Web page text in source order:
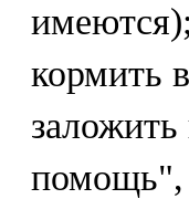
кормить
помощь",